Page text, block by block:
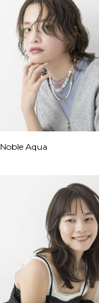
Noble Aqua